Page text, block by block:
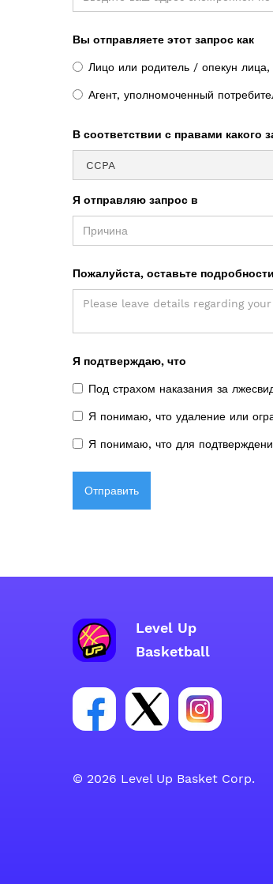
Вы отправляете этот запрос как
Лицо или родитель / опекун
Агент, уполномоченный
В соответствии с правами какого
Я отправляю запрос в
Пожалуйста, оставьте
Я подтверждаю, что
Под страхом наказания за
Я понимаю, что удаление или
Я понимаю, что для
Level Up
Basketball
Ссылка на группу Facebook
Ссылка на группу
Ссылка на
© 2026 Level Up Basket Corp.